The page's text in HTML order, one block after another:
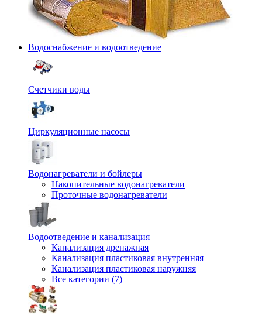
Водоснабжение и водоотведение
Счетчики воды
Циркуляционные насосы
Водонагреватели и бойлеры
Накопительные водонагреватели
Проточные водонагреватели
Водоотведение и канализация
Канализация дренажная
Канализация пластиковая внутренняя
Канализация пластиковая наружняя
Все категории (7)